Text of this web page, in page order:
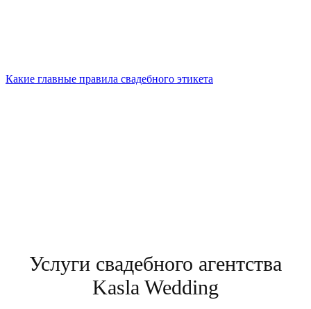
Какие главные правила свадебного этикета
Услуги свадебного агентства
Kasla Wedding